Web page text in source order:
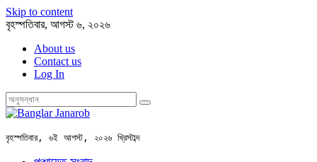
Skip to content
বৃহস্পতিবার, আগস্ট ৬, ২০২৬
About us
Contact us
Log In
বৃহস্পতিবার, ৬ই আগস্ট, ২০২৬ খ্রিস্টাব্দ